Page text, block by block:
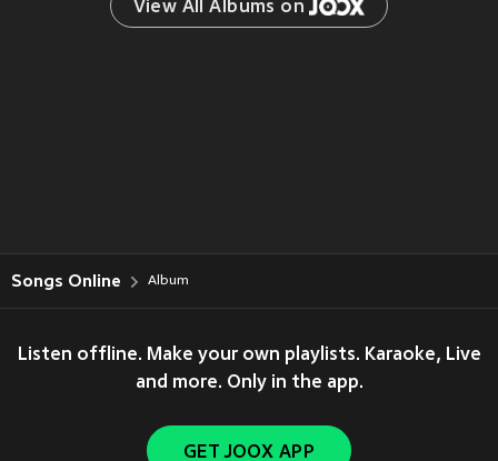
View All Albums on
Songs Online Album
Listen offline. Make your own playlists. Karaoke, Live
and more. Only in the app.
GET JOOX APP